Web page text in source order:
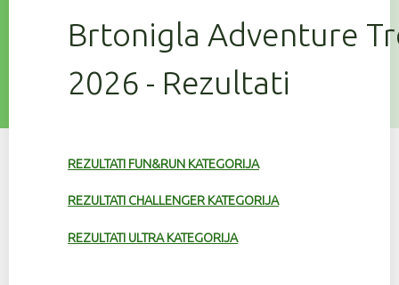
Brtonigla Adventure
2026 - Rezultati
REZULTATI FUN&RUN KATEGORIJA
REZULTATI CHALLENGER KATEGORIJA
REZULTATI ULTRA KATEGORIJA